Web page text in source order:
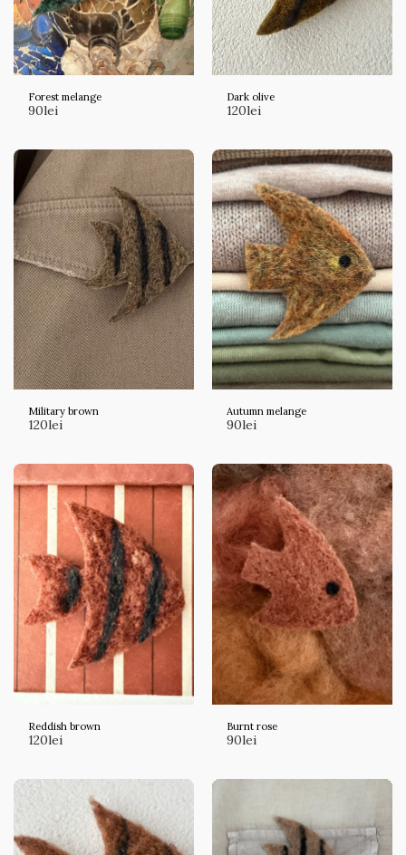
Forest melange
90lei
Dark olive
120lei
Military brown
120lei
Autumn melange
90lei
Reddish brown
120lei
Burnt rose
90lei